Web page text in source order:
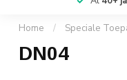
Home / Speciale
DN04